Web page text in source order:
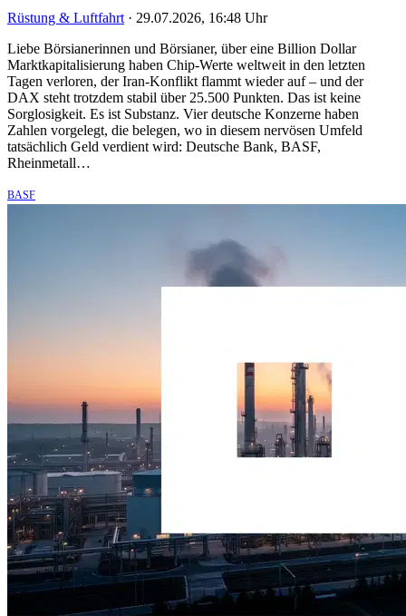
Rüstung & Luftfahrt · 29.07.2026, 16:48 Uhr
Liebe Börsianerinnen und Börsianer, über eine Billion Dollar
Marktkapitalisierung haben Chip-Werte weltweit in den letzten
Tagen verloren, der Iran-Konflikt flammt wieder auf – und der
DAX steht trotzdem stabil über 25.500 Punkten. Das ist keine
Sorglosigkeit. Es ist Substanz. Vier deutsche Konzerne haben
Zahlen vorgelegt, die belegen, wo in diesem nervösen Umfeld
tatsächlich Geld verdient wird: Deutsche Bank, BASF,
Rheinmetall…
BASF